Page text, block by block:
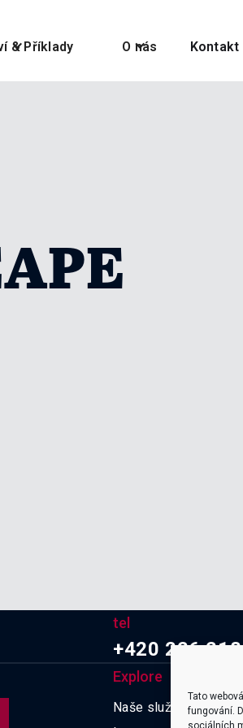
Tato
fungování.
sociálních
& Příklady O nás Kontakt
tel
+420 226
Explore
Naše služby